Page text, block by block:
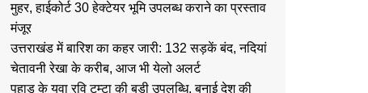
मुहर, हाईकोर्ट 30 हेक्टेयर भूमि उपलब्ध कराने का प्रस्ताव
मंजूर
उत्तराखंड में बारिश का कहर जारी: 132 सड़कें बंद, नदियां
चेतावनी रेखा के करीब, आज भी येलो अलर्ट
पहाड़ के युवा रवि टम्टा की बड़ी उपलब्धि, बनाई देश की